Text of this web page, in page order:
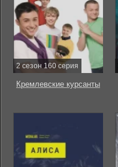
2 сезон 160 серия
Кремлевские курсанты